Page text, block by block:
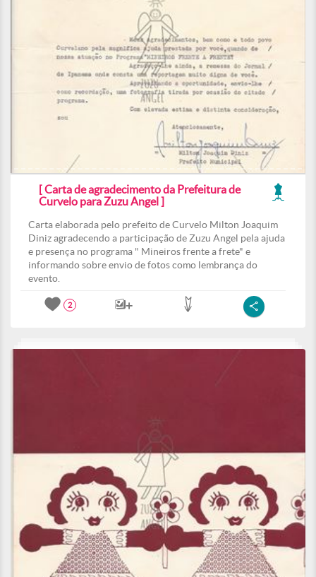
[ Carta de agradecimento da Prefeitura de
Curvelo para Zuzu Angel ]
Carta elaborada pelo prefeito de Curvelo Milton Joaquim
Diniz agradecendo a participação de Zuzu Angel pela ajuda
e presença no programa " Mineiros frente a frete" e
informando sobre envio de fotos como lembrança do
evento.
2